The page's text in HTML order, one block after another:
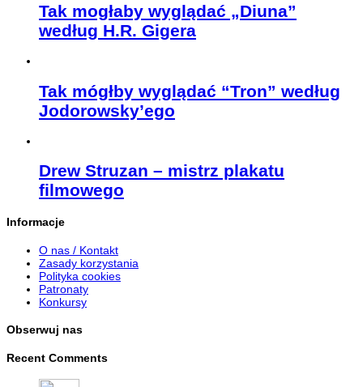
Tak mogłaby wyglądać „Diuna”
według H.R. Gigera
Tak mógłby wyglądać “Tron” według
Jodorowsky’ego
Drew Struzan – mistrz plakatu
filmowego
Informacje
O nas / Kontakt
Zasady korzystania
Polityka cookies
Patronaty
Konkursy
Obserwuj nas
Recent Comments